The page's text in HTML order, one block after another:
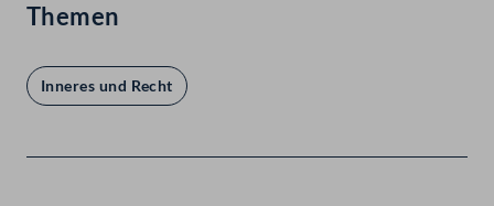
Themen
Inneres und Recht